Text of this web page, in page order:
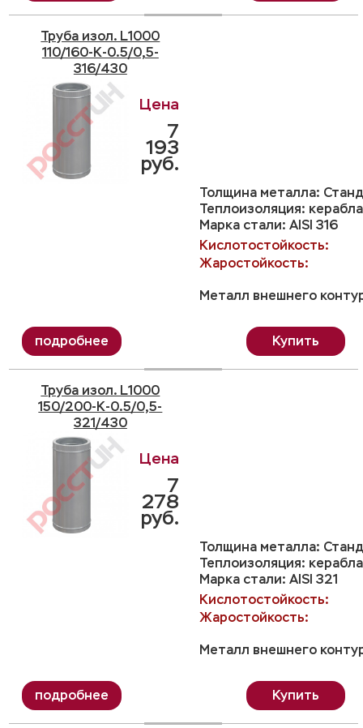
Труба изол. L1000
110/160-K-0.5/0,5-
316/430
Толщина металла:
Теплоизоляция:
Марка стали: AISI 316
Кислотостойкость:
Жаростойкость:
Металл внешнего
7
193
руб.
Купить
Труба изол. L1000
150/200-K-0.5/0,5-
321/430
Толщина металла:
Теплоизоляция:
Марка стали: AISI 321
Кислотостойкость:
Жаростойкость:
Металл внешнего
7
278
руб.
Купить